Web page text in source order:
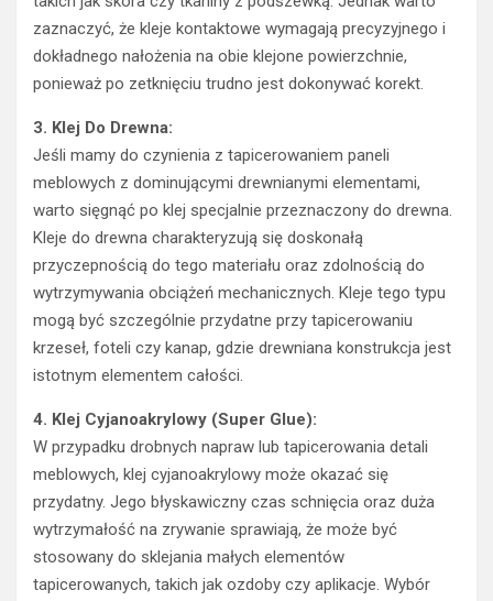
zaznaczyć, że kleje kontaktowe wymagają precyzyjnego i
dokładnego nałożenia na obie klejone powierzchnie,
ponieważ po zetknięciu trudno jest dokonywać korekt.
3. Klej Do Drewna:
Jeśli mamy do czynienia z tapicerowaniem paneli
meblowych z dominującymi drewnianymi elementami,
warto sięgnąć po klej specjalnie przeznaczony do drewna.
Kleje do drewna charakteryzują się doskonałą
przyczepnością do tego materiału oraz zdolnością do
wytrzymywania obciążeń mechanicznych. Kleje tego typu
mogą być szczególnie przydatne przy tapicerowaniu
krzeseł, foteli czy kanap, gdzie drewniana konstrukcja jest
istotnym elementem całości.
4. Klej Cyjanoakrylowy (Super Glue):
W przypadku drobnych napraw lub tapicerowania detali
meblowych, klej cyjanoakrylowy może okazać się
przydatny. Jego błyskawiczny czas schnięcia oraz duża
wytrzymałość na zrywanie sprawiają, że może być
stosowany do sklejania małych elementów
tapicerowanych, takich jak ozdoby czy aplikacje. Wybór